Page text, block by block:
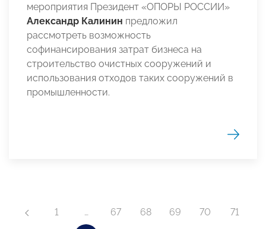
мероприятия Президент «ОПОРЫ РОССИИ»
Александр Калинин предложил
рассмотреть возможность
софинансирования затрат бизнеса на
строительство очистных сооружений и
использования отходов таких сооружений в
промышленности.
1 … 67 68 69 70 71